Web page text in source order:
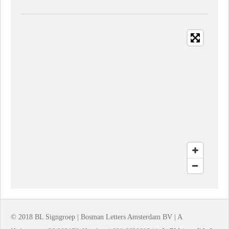
© 2018 BL Signgroep | Bosman Letters Amsterdam BV | A